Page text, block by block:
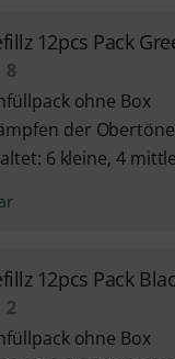
12pcs Pack
8
ohne Box
der
6 kleine, 4
12pcs Pack
2
ohne Box